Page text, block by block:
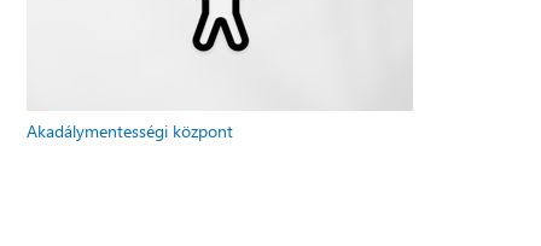
Akadálymentességi központ